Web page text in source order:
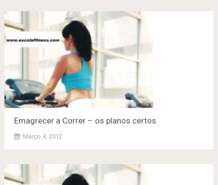
Emagrecer a Correr – os planos certos
Março 4, 2012